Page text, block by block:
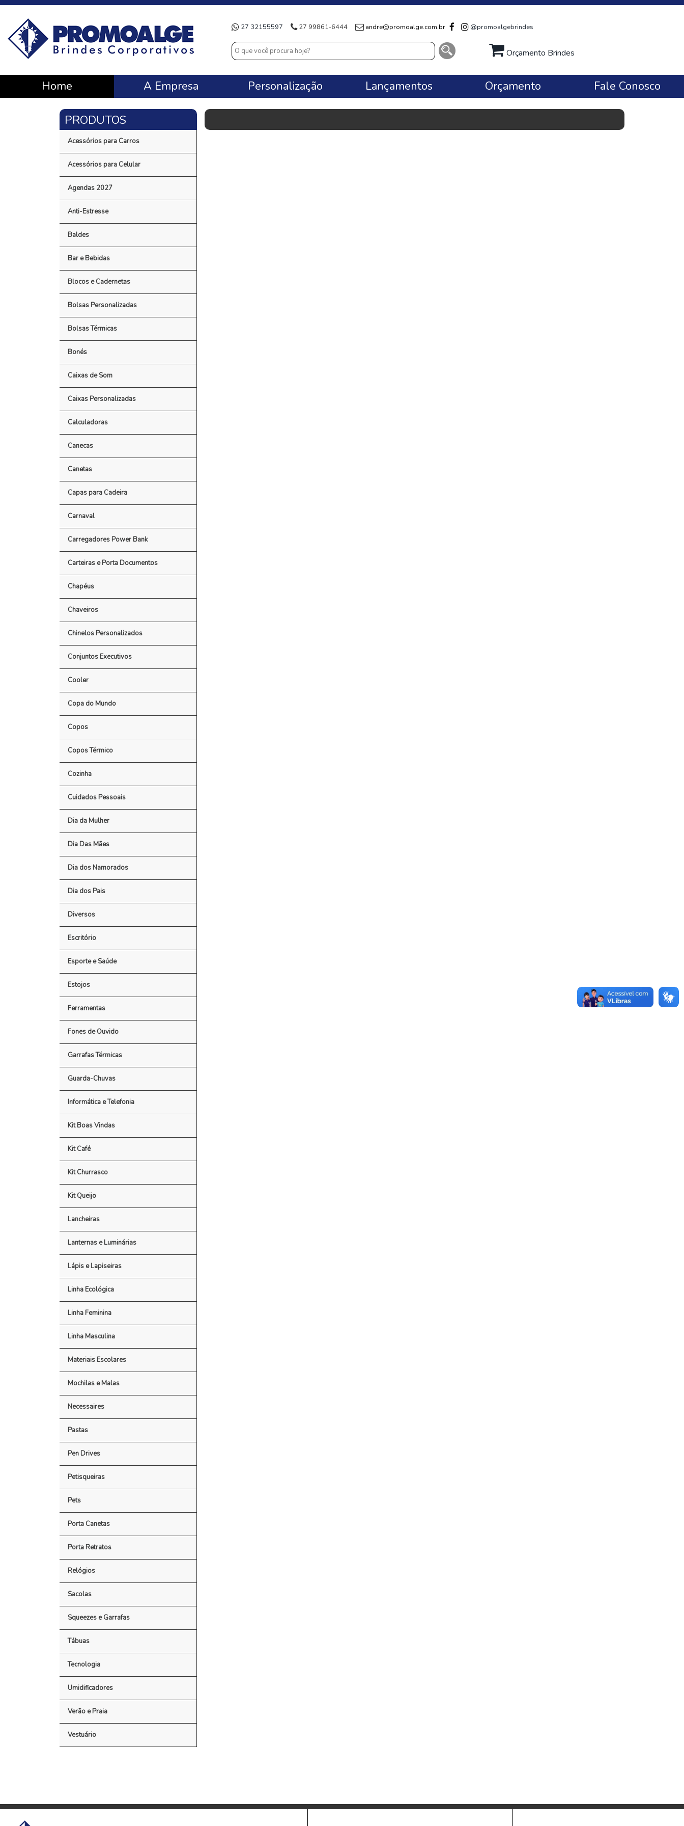
27 32155597 27 99861-6444 andre@promoalge.com.br @promoalgebrindes
Orçamento Brindes
Home A Empresa Personalização Lançamentos Orçamento Fale Conosco
Acessórios para Carros
Acessórios para Celular
Agendas 2027
Anti-Estresse
Baldes
Bar e Bebidas
Blocos e Cadernetas
Bolsas Personalizadas
Bolsas Térmicas
Bonés
Caixas de Som
Caixas Personalizadas
Calculadoras
Canecas
Canetas
Capas para Cadeira
Carnaval
Carregadores Power Bank
Carteiras e Porta Documentos
Chapéus
Chaveiros
Chinelos Personalizados
Conjuntos Executivos
Cooler
Copa do Mundo
Copos
Copos Térmico
Cozinha
Cuidados Pessoais
Dia da Mulher
Dia Das Mães
Dia dos Namorados
Dia dos Pais
Diversos
Escritório
Esporte e Saúde
Estojos
Ferramentas
Fones de Ouvido
Garrafas Térmicas
Guarda-Chuvas
Informática e Telefonia
Kit Boas Vindas
Kit Café
Kit Churrasco
Kit Queijo
Lancheiras
Lanternas e Luminárias
Lápis e Lapiseiras
Linha Ecológica
Linha Feminina
Linha Masculina
Materiais Escolares
Mochilas e Malas
Necessaires
Pastas
Pen Drives
Petisqueiras
Pets
Porta Canetas
Porta Retratos
Relógios
Sacolas
Squeezes e Garrafas
Tábuas
Tecnologia
Umidificadores
Verão e Praia
Vestuário